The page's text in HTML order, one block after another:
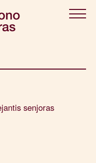
senjoras